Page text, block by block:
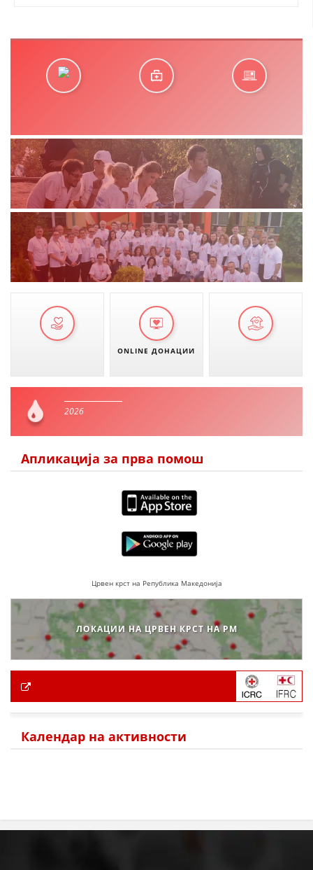
ONLINE ДОНАЦИИ
2026
Апликација за прва помош
Црвен крст на Република Македонија
ЛОКАЦИИ НА ЦРВЕН КРСТ НА РМ
Календар на активности